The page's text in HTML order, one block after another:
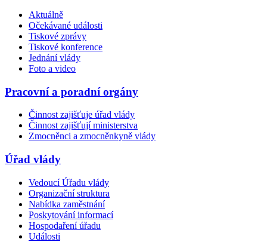
Aktuálně
Očekávané události
Tiskové zprávy
Tiskové konference
Jednání vlády
Foto a video
Pracovní a poradní orgány
Činnost zajišťuje úřad vlády
Činnost zajišťují ministerstva
Zmocněnci a zmocněnkyně vlády
Úřad vlády
Vedoucí Úřadu vlády
Organizační struktura
Nabídka zaměstnání
Poskytování informací
Hospodaření úřadu
Události